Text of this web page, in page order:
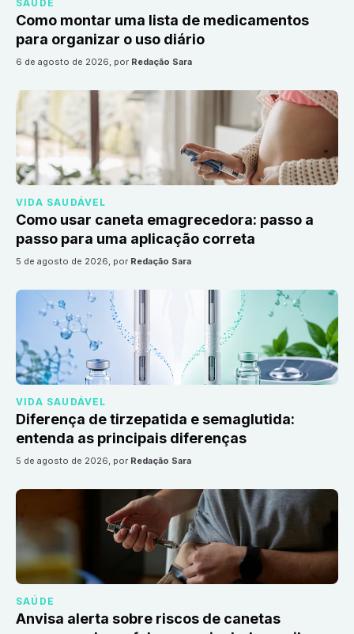
SAÚDE
Como montar uma lista de medicamentos
para organizar o uso diário
6 de agosto de 2026, por Redação Sara
VIDA SAUDÁVEL
Como usar caneta emagrecedora: passo a
passo para uma aplicação correta
5 de agosto de 2026, por Redação Sara
VIDA SAUDÁVEL
Diferença de tirzepatida e semaglutida:
entenda as principais diferenças
5 de agosto de 2026, por Redação Sara
SAÚDE
Anvisa alerta sobre riscos de canetas